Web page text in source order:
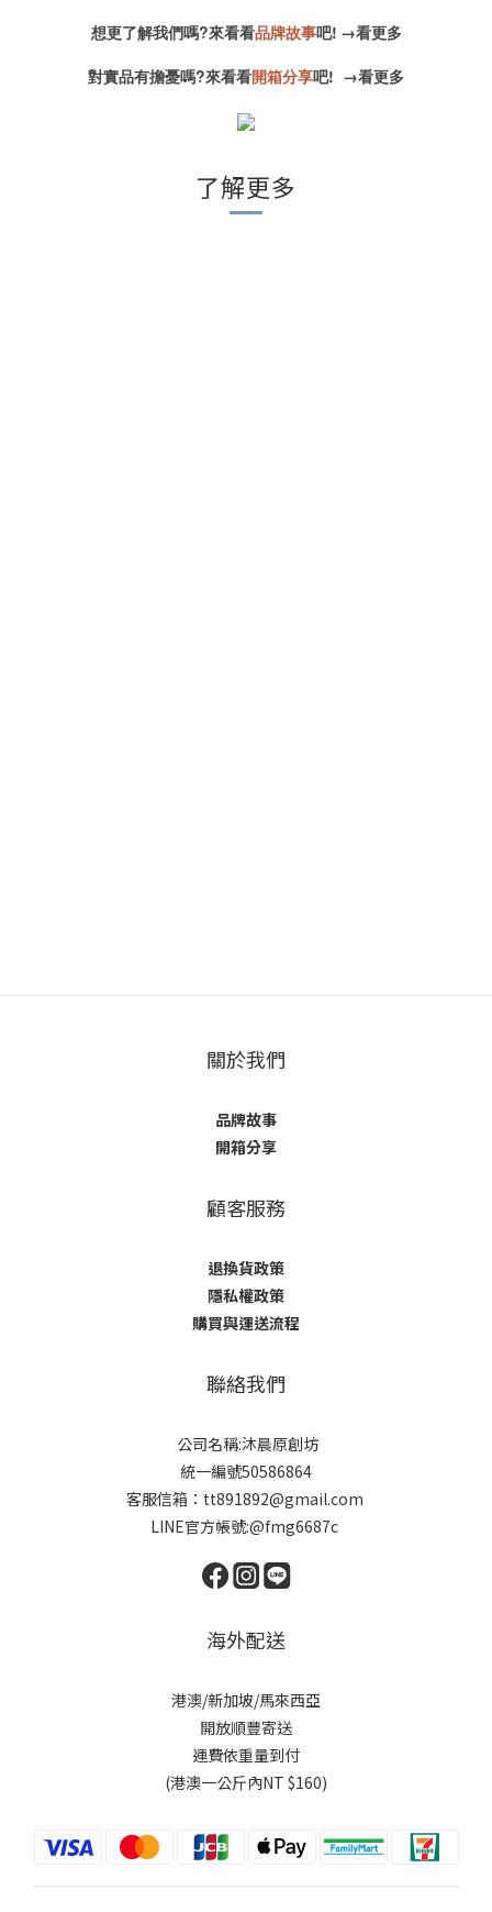
想更了解我們嗎?來看看品牌故事吧! →看更多
對實品有擔憂嗎?來看看開箱分享吧! →看更多
了解更多
關於我們
品牌故事
開箱分享
顧客服務
退換貨政策
隱私權政策
購買與運送流程
聯絡我們
公司名稱:沐晨原創坊
統一編號50586864
客服信箱：tt891892@gmail.com
LINE官方帳號:@fmg6687c
海外配送
港澳/新加坡/馬來西亞
開放順豐寄送
運費依重量到付
(港澳一公斤內NT $160)